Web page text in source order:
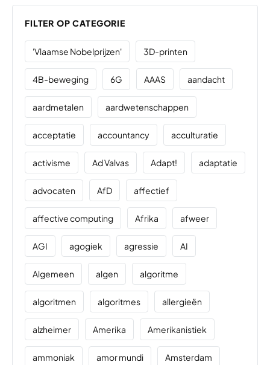
FILTER OP CATEGORIE
'Vlaamse Nobelprijzen' 3D-printen
4B-beweging 6G AAAS aandacht
aardmetalen aardwetenschappen
acceptatie accountancy acculturatie
activisme Ad Valvas Adapt! adaptatie
advocaten AfD affectief
affective computing Afrika afweer
AGI agogiek agressie AI
Algemeen algen algoritme
algoritmen algoritmes allergieën
alzheimer Amerika Amerikanistiek
ammoniak amor mundi Amsterdam